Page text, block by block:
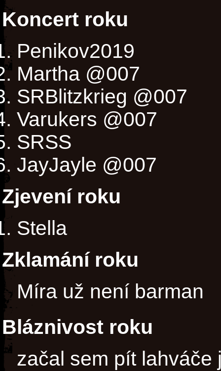
Koncert roku
Penikov2019
Martha @007
SRBlitzkrieg @007
Varukers @007
SRSS
JayJayle @007
Zjevení roku
Stella
Zklamání roku
Míra už není barman
Bláznivost roku
začal sem pít lahváče